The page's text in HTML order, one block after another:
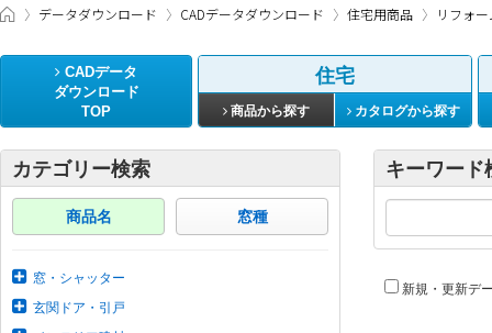
ビジネスのお客様 HOME
データダウンロード CADデータダウンロード 住宅用商品 リフォ
CADデータ
ダウンロード
TOP
住宅
商品から探す カタログから探す
カテゴリー検索
商品名 窓種
窓・シャッター
玄関ドア・引戸
キーワード
新規・更新デ